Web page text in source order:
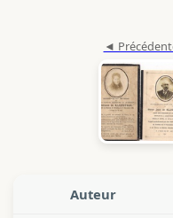
Auteur